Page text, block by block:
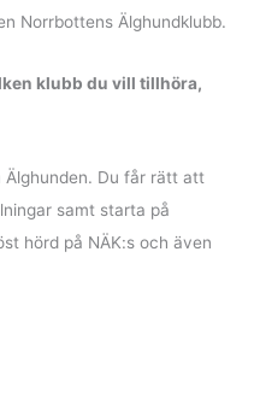
Norrbottens Älghundklubb.
klubb du vill tillhöra,
Du får rätt att
samt starta på
hörd på NÄK:s och även